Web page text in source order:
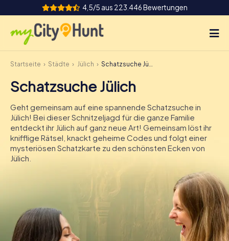
4,5/5 aus 223.446 Bewertungen
So funktioniert's
Städte
Touren
Teamevent
Tickets
DE
IE
IT
Startseite Städte Jülich Schatzsuche Jülich
Schatzsuche Jülich
Geht gemeinsam auf eine spannende Schatzsuche in
Jülich! Bei dieser Schnitzeljagd für die ganze Familie
entdeckt ihr Jülich auf ganz neue Art! Gemeinsam löst ihr
knifflige Rätsel, knackt geheime Codes und folgt einer
mysteriösen Schatzkarte zu den schönsten Ecken von
Jülich.